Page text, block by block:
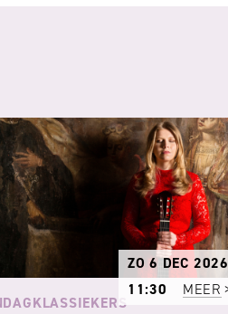
ZO 6 DEC 2026
11:30
MEER